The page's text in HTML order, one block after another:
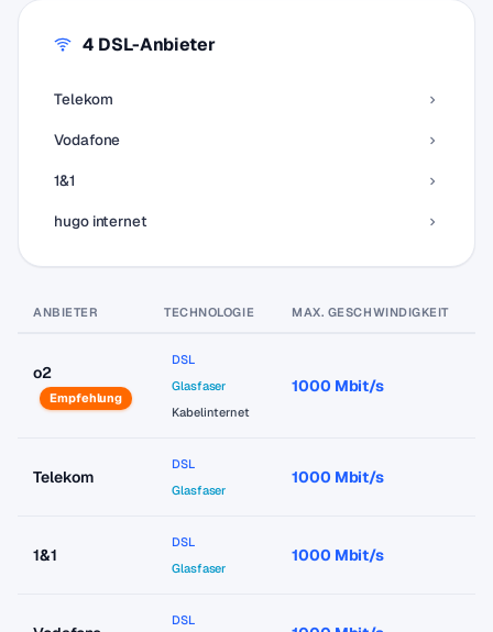
4 DSL-Anbieter
Telekom
Vodafone
1&1
hugo internet
ANBIETER TECHNOLOGIE MAX. GESCHWINDIGKEIT
o2
Empfehlung
DSL
Glasfaser
Kabelinternet
1000 Mbit/s
Telekom
DSL
Glasfaser
1000 Mbit/s
1&1
DSL
Glasfaser
1000 Mbit/s
DSL